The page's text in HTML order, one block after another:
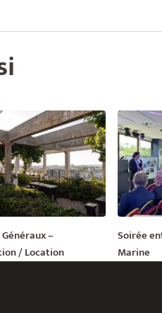
–
/ Location
Soirée
Marine